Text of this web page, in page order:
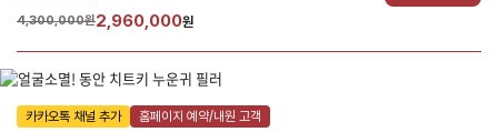
4,300,000원2,960,000원
카카오톡 채널 추가 홈페이지 예약/내원 고객